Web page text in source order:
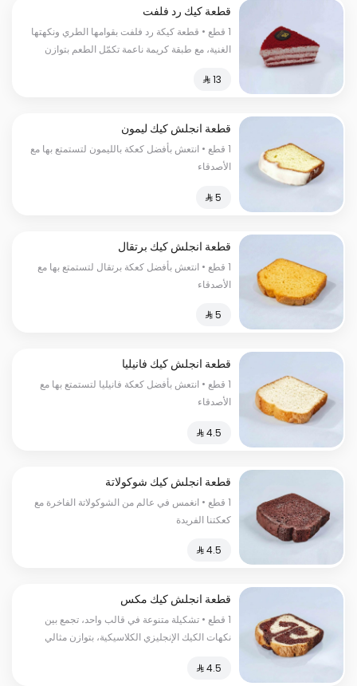
قطعة كيك رد فلفت
1 قطع • قطعة كيكة رد فلفت بقوامها الطري ونكهتها
الغنية، مع طبقة كريمة ناعمة تكمّل الطعم بتوازن
قطعة انجلش كيك ليمون
1 قطع • انتعش بأفضل كعكة بالليمون لتستمتع بها مع
الأصدقاء
قطعة انجلش كيك برتقال
1 قطع • انتعش بأفضل كعكة برتقال لتستمتع بها مع
الأصدقاء
قطعة انجلش كيك فانيليا
1 قطع • انتعش بأفضل كعكة فانيليا لتستمتع بها مع
الأصدقاء
قطعة انجلش كيك شوكولاتة
1 قطع • انغمس في عالم من الشوكولاتة الفاخرة مع
كعكتنا الفريدة
قطعة انجلش كيك مكس
1 قطع • تشكيلة متنوعة في قالب واحد، تجمع بين
نكهات الكيك الإنجليزي الكلاسيكية، بتوازن مثالي